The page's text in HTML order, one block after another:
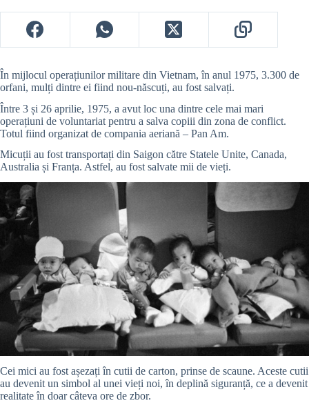
În mijlocul operațiunilor militare din Vietnam, în anul 1975, 3.300 de
orfani, mulți dintre ei fiind nou-născuți, au fost salvați.
Între 3 și 26 aprilie, 1975, a avut loc una dintre cele mai mari
operațiuni de voluntariat pentru a salva copiii din zona de conflict.
Totul fiind organizat de compania aeriană – Pan Am.
Micuții au fost transportați din Saigon către Statele Unite, Canada,
Australia și Franța. Astfel, au fost salvate mii de vieți.
Cei mici au fost așezați în cutii de carton, prinse de scaune. Aceste cutii
au devenit un simbol al unei vieți noi, în deplină siguranță, ce a devenit
realitate în doar câteva ore de zbor.